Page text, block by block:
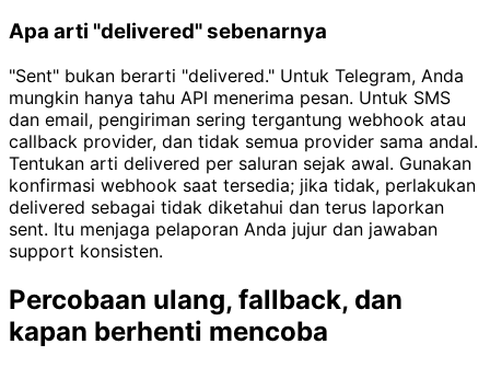
Apa arti "delivered" sebenarnya
"Sent" bukan berarti "delivered." Untuk Telegram, Anda
mungkin hanya tahu API menerima pesan. Untuk SMS
dan email, pengiriman sering tergantung webhook atau
callback provider, dan tidak semua provider sama andal.
Tentukan arti delivered per saluran sejak awal. Gunakan
konfirmasi webhook saat tersedia; jika tidak, perlakukan
delivered sebagai tidak diketahui dan terus laporkan
sent. Itu menjaga pelaporan Anda jujur dan jawaban
support konsisten.
Percobaan ulang, fallback, dan
kapan berhenti mencoba